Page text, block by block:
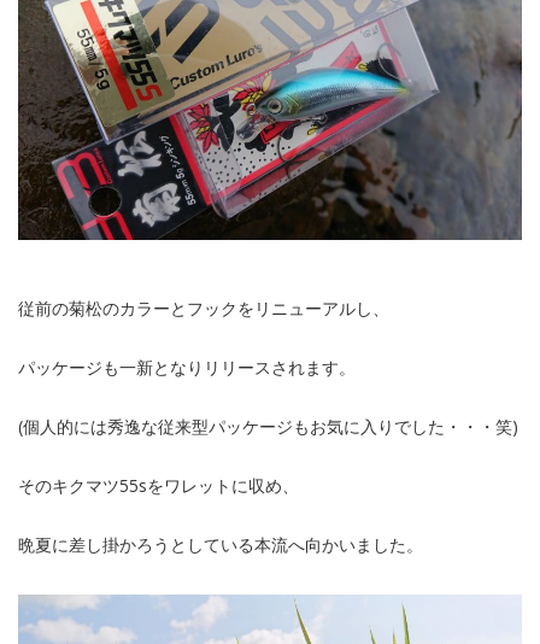
従前の菊松のカラーとフックをリニューアルし、
パッケージも一新となりリリースされます。
(個人的には秀逸な従来型パッケージもお気に入りでした・・・笑)
そのキクマツ55sをワレットに収め、
晩夏に差し掛かろうとしている本流へ向かいました。